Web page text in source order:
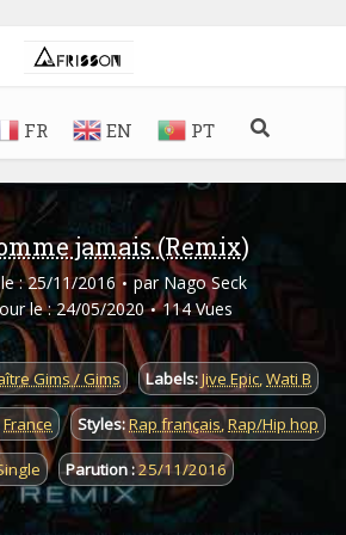
FR EN PT
jamais (Remix)
: 25/11/2016 par Nago Seck
le : 24/05/2020
114 Vues
Gims / Gims Labels:Jive Epic,Wati B
France Styles:Rap français,Rap/Hip hop
Parution :25/11/2016